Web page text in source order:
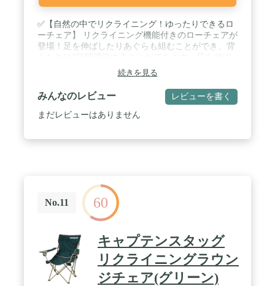
✅【自然の中でリクライニング！ゆったりできるロ
ーチェア】 リクライニング機能付きのローチェアが
登場！足を伸ばしたりあぐらも組むことができ、背
してリクライニング... 至福の時間を楽しむことがで
きます。 / ✅【好みやシーン別に角度が変えられ
る！3段階の角度調節】 チェアの背もたれは3段階調
節することができ、お好みやシーン別に合わせられ
ます。チェアにはクッション性のあるヘッドレスト
省ける！広げるだけのラクラク組み立て】 背もたれ
と座面を持って広げるだけで、簡単にセッティング
できます。設営や撤収の時間短縮にもなります。 /
✅【商品詳細】 ■サイズ：使用時(1段目)：(約)幅
61cm×奥行66cm×高さ77cm.使用時(2段目)：(約)幅
61cm×奥行74cm×高さ72cm.使用時(3段目)：(約)幅
61cm×奥行90cm×高さ58cm.収納時：(約)幅62cm×奥
行10cm×高さ69cm■材質：シート : ポリエステル
100％/フレーム : スチール/アーム : ブナ材■重量：
続きを見る
みんなのレビュー レビューを書く
まだレビューはありません
No.11 60
キャプテンスタッグ
リクライニングラウン
ジチェア(グリーン)